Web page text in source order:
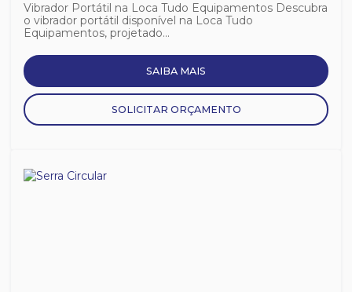
Vibrador Portátil na Loca Tudo Equipamentos Descubra
o vibrador portátil disponível na Loca Tudo
Equipamentos, projetado...
SAIBA MAIS
SOLICITAR ORÇAMENTO